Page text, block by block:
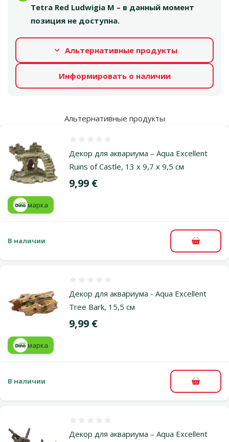
Tetra Red Ludwigia M – в данный момент
позиция не доступна.
Альтернативные продукты
Информировать о наличии
Альтернативные продукты
Декор для аквариума – Aqua Excellent
Ruins of Castle, 13 x 9,7 x 9,5 см
Цена
9,99 €
марка
В наличии В
Декор для аквариума - Aqua Excellent
Tree Bark, 15,5 см
Цена
9,99 €
марка
В наличии В
Декор для аквариума – Aqua Excellent